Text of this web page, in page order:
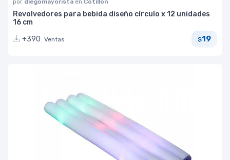
Revolvedores para bebida diseño círculo x 12 unidades
16 cm
+390 Ventas $19